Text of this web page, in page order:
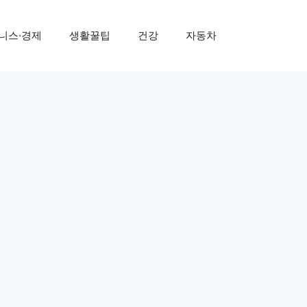
스·경제 생활꿀팁 건강 자동차